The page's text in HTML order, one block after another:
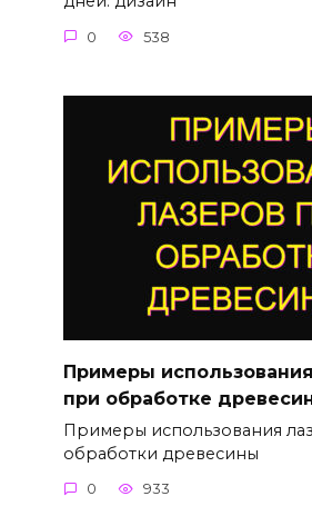
0 538
Примеры
при обработке
Примеры использования
обработки древесины
0 933